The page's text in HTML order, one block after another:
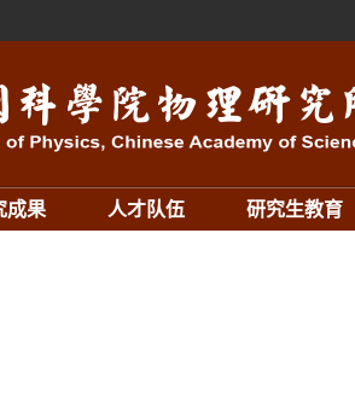
成果 人才队伍 研究生教育